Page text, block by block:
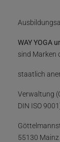
WAY YOGA
sind Marken
staatlich
Verwaltung
DIN ISO
55130 Mainz